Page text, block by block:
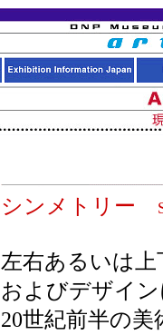
シンメトリー
左右あるいは
およびデザイ
20世紀前半の